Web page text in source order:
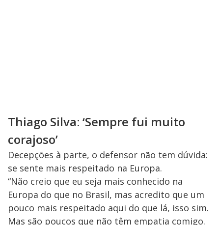
Thiago Silva: ‘Sempre fui muito
corajoso’
Decepções à parte, o defensor não tem dúvida:
se sente mais respeitado na Europa.
“Não creio que eu seja mais conhecido na
Europa do que no Brasil, mas acredito que um
pouco mais respeitado aqui do que lá, isso sim.
Mas são poucos que não têm empatia comigo.